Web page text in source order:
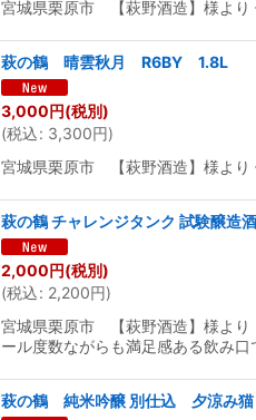
宮城県栗原市 【萩野酒造】様
萩の鶴 晴雲秋月 R6BY 1.8L
3,000円(税別)
(税込: 3,300円)
宮城県栗原市 【萩野酒造】様
萩の鶴 チャレンジタンク 試験醸造
2,000円(税別)
(税込: 2,200円)
宮城県栗原市 【萩野酒造】様より
ール度数ながらも満足感ある飲み
萩の鶴 純米吟醸 別仕込 夕涼み